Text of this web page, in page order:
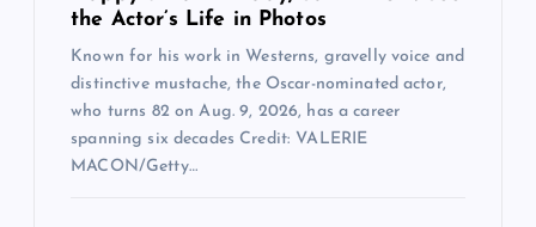
the Actor’s Life in Photos
Known for his work in Westerns, gravelly voice and
distinctive mustache, the Oscar-nominated actor,
who turns 82 on Aug. 9, 2026, has a career
spanning six decades Credit: VALERIE
MACON/Getty…